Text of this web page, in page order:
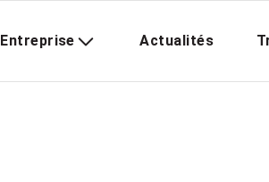
Entreprise Actualités